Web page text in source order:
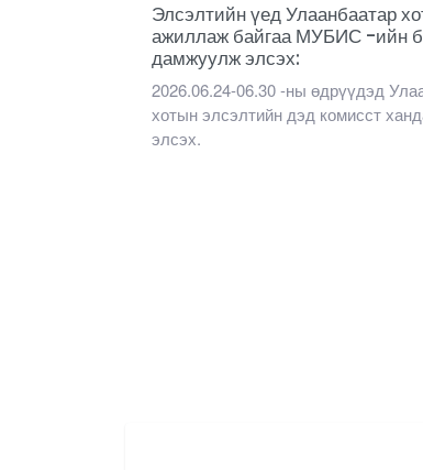
Элсэлтийн үед Улаанбаатар
ажиллаж байгаа МУБИС -ийн
дамжуулж элсэх:
2026.06.24-06.30 -ны өдрүүдэд
хотын элсэлтийн дэд комисст
элсэх.